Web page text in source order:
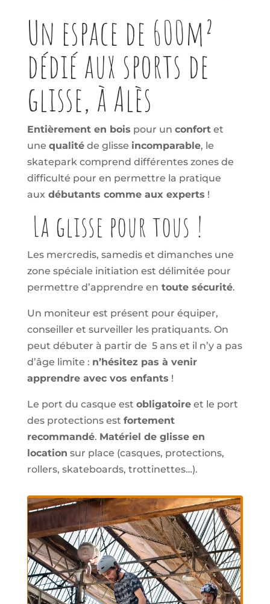
Un espace de 600m²
dédié aux sports de
glisse, à Alès
Entièrement en bois pour un confortet
une qualitéde glisse incomparable, le
skatepark comprend différentes zones de
difficulté pour en permettre la pratique
aux débutants comme aux experts !
La glisse pour tous !
Les mercredis, samedis et dimanches une
zone spéciale initiation est délimitée pour
permettre d’apprendre en toute sécurité.
Un moniteur est présent pour équiper,
conseiller et surveiller les pratiquants. On
peut débuter à partir de 5 ans et il n’y a pas
d’âge limite : n’hésitez pas à venir
apprendre avec vos enfants !
Le port du casque est obligatoireet le port
des protections est fortement
recommandé. Matériel de glisse en
location sur place (casques, protections,
rollers, skateboards, trottinettes…).